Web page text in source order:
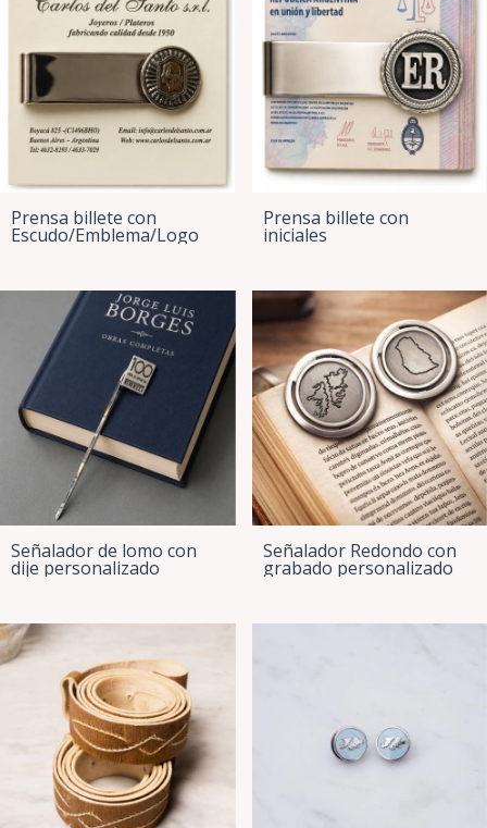
Prensa billete con
Escudo/Emblema/Logo
Prensa billete con
iniciales
Señalador de lomo con
dije personalizado
Señalador Redondo con
grabado personalizado